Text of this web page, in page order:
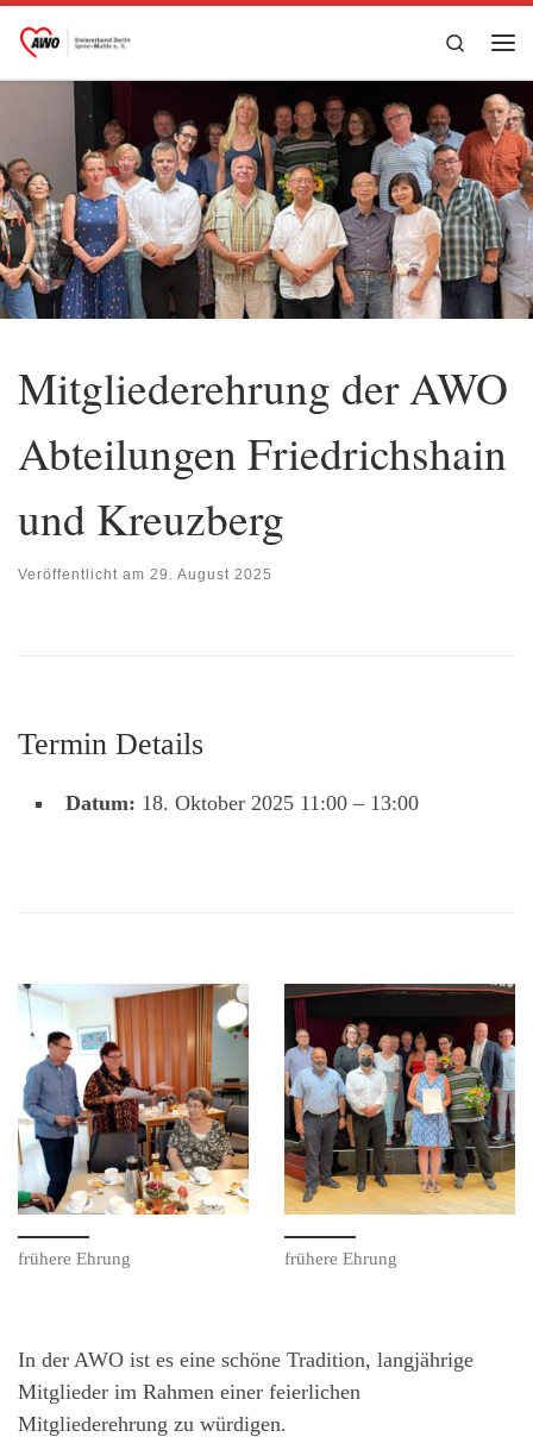
Zum Inhalt springen
Search
Mitgliederehrung der AWO
Abteilungen Friedrichshain
und Kreuzberg
Veröffentlicht am 29. August 2025
Termin Details
Datum: 18. Oktober 2025 11:00 – 13:00
frühere Ehrung frühere Ehrung
In der AWO ist es eine schöne Tradition, langjährige
Mitglieder im Rahmen einer feierlichen
Mitgliederehrung zu würdigen.